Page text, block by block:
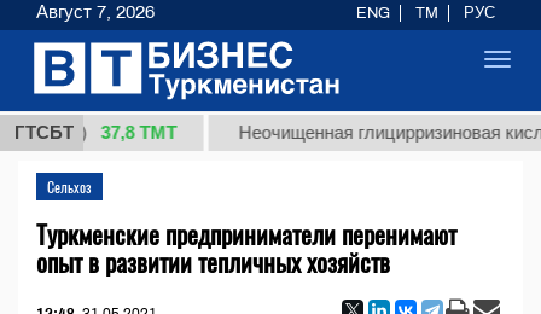
ГТСБТ
37,8 ТМТ Неочищенная глицирризиновая кислота
Сельхоз
Туркменские предприниматели перенимают
опыт в развитии тепличных хозяйств
Август 7, 2026 ENG TM РУС